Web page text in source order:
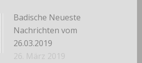
Badische Neueste
Nachrichten vom
26.03.2019
26. März 2019